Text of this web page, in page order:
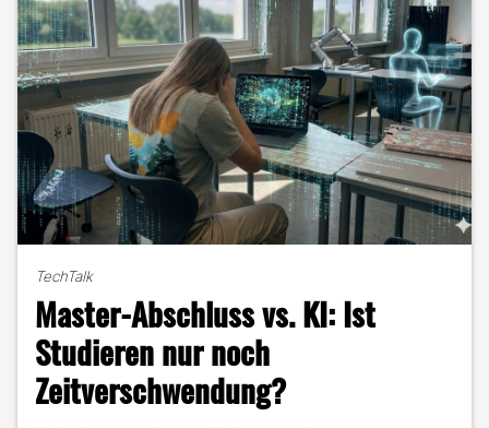
TechTalk
Master-Abschluss vs. KI: Ist
Studieren nur noch
Zeitverschwendung?